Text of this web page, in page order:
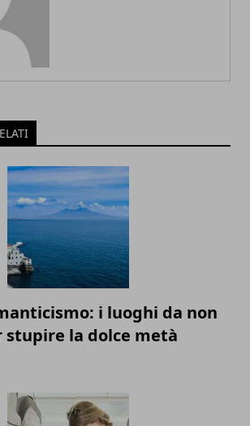
i luoghi da non
stupire la dolce metà